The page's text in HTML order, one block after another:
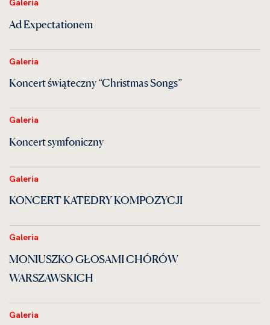
Galeria
Ad Expectationem
Galeria
Koncert świąteczny “Christmas Songs”
Galeria
Koncert symfoniczny
Galeria
KONCERT KATEDRY KOMPOZYCJI
Galeria
MONIUSZKO GŁOSAMI CHÓRÓW
WARSZAWSKICH
Galeria